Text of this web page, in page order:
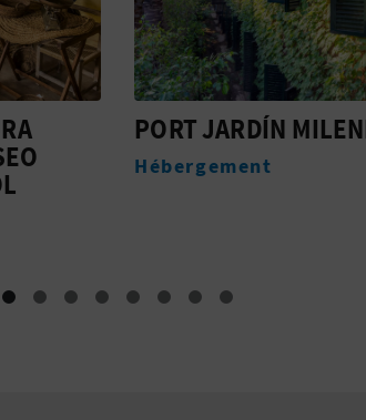
COSTA BLANCA
WALKING